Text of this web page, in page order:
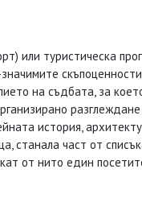
или туристическа
на съдбата, за
история,
станала част от
от нито един